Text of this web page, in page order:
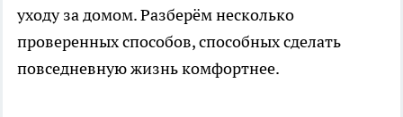
уходу за домом. Разберём несколько
проверенных способов, способных сделать
повседневную жизнь комфортнее.